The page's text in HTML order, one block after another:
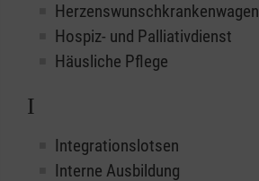
Herzenswunschkrankenwagen
Hospiz- und Palliativdienst
Häusliche Pflege
I
Integrationslotsen
Interne Ausbildung